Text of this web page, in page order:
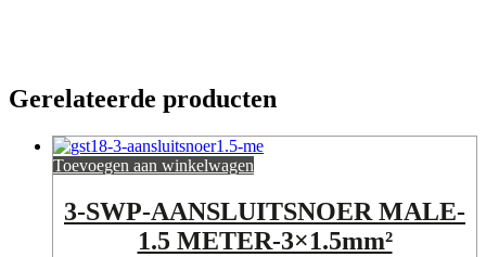
Gerelateerde producten
Toevoegen aan winkelwagen
3-SWP-AANSLUITSNOER MALE-
1.5 METER-3×1.5mm²